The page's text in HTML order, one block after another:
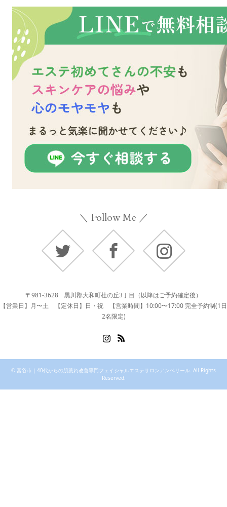
＼ Follow Me ／
Facebook Instagram
〒981-3628 黒川郡大和町杜の丘3丁目（以降はご予約確定後）
【営業日】月〜土 【定休日】日・祝 【営業時間】10:00〜17:00 完全予約制(1日
2名限定)
© 富谷市｜40代からの肌荒れ改善専門フェイシャルエステサロンアンベリール. All Rights
Reserved.